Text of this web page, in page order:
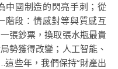
中國制造的閃亮手刺；從
階段：情感對等與質感互
張鈔票，換取張水瓶最貴
勢獲得改變；人工智能、
些年，我們保持“財產出